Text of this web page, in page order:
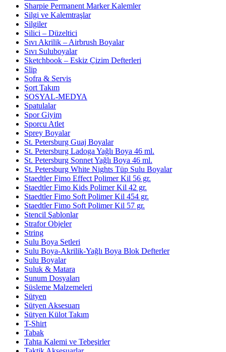
Sharpie Permanent Marker Kalemler
Silgi ve Kalemtraşlar
Silgiler
Silici – Düzeltici
Sıvı Akrilik – Airbrush Boyalar
Sıvı Suluboyalar
Sketchbook – Eskiz Çizim Defterleri
Slip
Sofra & Servis
Şort Takım
SOSYAL-MEDYA
Spatulalar
Spor Giyim
Sporcu Atlet
Sprey Boyalar
St. Petersburg Guaj Boyalar
St. Petersburg Ladoga Yağlı Boya 46 ml.
St. Petersburg Sonnet Yağlı Boya 46 ml.
St. Petersburg White Nights Tüp Sulu Boyalar
Staedtler Fimo Effect Polimer Kil 56 gr.
Staedtler Fimo Kids Polimer Kil 42 gr.
Staedtler Fimo Soft Polimer Kil 454 gr.
Staedtler Fimo Soft Polimer Kil 57 gr.
Stencil Şablonlar
Strafor Objeler
String
Sulu Boya Setleri
Sulu Boya-Akrilik-Yağlı Boya Blok Defterler
Sulu Boyalar
Suluk & Matara
Sunum Dosyaları
Süsleme Malzemeleri
Sütyen
Sütyen Aksesuarı
Sütyen Külot Takım
T-Shirt
Tabak
Tahta Kalemi ve Tebeşirler